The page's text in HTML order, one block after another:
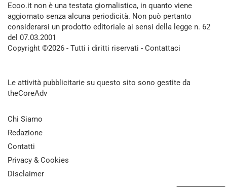
Ecoo.it non è una testata giornalistica, in quanto viene
aggiornato senza alcuna periodicità. Non può pertanto
considerarsi un prodotto editoriale ai sensi della legge n. 62
del 07.03.2001
Copyright ©2026 - Tutti i diritti riservati - Contattaci
Le attività pubblicitarie su questo sito sono gestite da
theCoreAdv
Chi Siamo
Redazione
Contatti
Privacy & Cookies
Disclaimer